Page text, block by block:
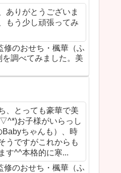
ありがとうございま
もう少し頑張ってみ
修のおせち・楓華（ふ
調べてみました。美
、とっても豪華で美
お子様がいらっし
ちゃんも）、時
うですがこれからも
す^^本格的に寒...
修のおせち・楓華（ふ